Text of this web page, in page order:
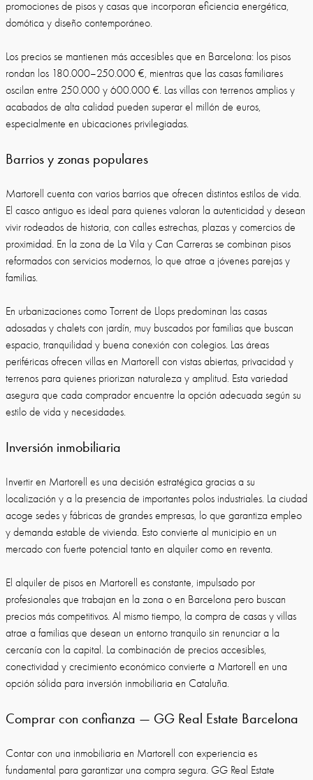
promociones de pisos y casas que incorporan eficiencia energética,
domótica y diseño contemporáneo.
Los precios se mantienen más accesibles que en Barcelona: los pisos
rondan los 180.000–250.000 €, mientras que las casas familiares
oscilan entre 250.000 y 600.000 €. Las villas con terrenos amplios y
acabados de alta calidad pueden superar el millón de euros,
especialmente en ubicaciones privilegiadas.
Barrios y zonas populares
Martorell cuenta con varios barrios que ofrecen distintos estilos de vida.
El casco antiguo es ideal para quienes valoran la autenticidad y desean
vivir rodeados de historia, con calles estrechas, plazas y comercios de
proximidad. En la zona de La Vila y Can Carreras se combinan pisos
reformados con servicios modernos, lo que atrae a jóvenes parejas y
familias.
En urbanizaciones como Torrent de Llops predominan las casas
adosadas y chalets con jardín, muy buscados por familias que buscan
espacio, tranquilidad y buena conexión con colegios. Las áreas
periféricas ofrecen villas en Martorell con vistas abiertas, privacidad y
terrenos para quienes priorizan naturaleza y amplitud. Esta variedad
asegura que cada comprador encuentre la opción adecuada según su
estilo de vida y necesidades.
Inversión inmobiliaria
Invertir en Martorell es una decisión estratégica gracias a su
localización y a la presencia de importantes polos industriales. La ciudad
acoge sedes y fábricas de grandes empresas, lo que garantiza empleo
y demanda estable de vivienda. Esto convierte al municipio en un
mercado con fuerte potencial tanto en alquiler como en reventa.
El alquiler de pisos en Martorell es constante, impulsado por
profesionales que trabajan en la zona o en Barcelona pero buscan
precios más competitivos. Al mismo tiempo, la compra de casas y villas
atrae a familias que desean un entorno tranquilo sin renunciar a la
cercanía con la capital. La combinación de precios accesibles,
conectividad y crecimiento económico convierte a Martorell en una
opción sólida para inversión inmobiliaria en Cataluña.
Comprar con confianza — GG Real Estate Barcelona
Contar con una inmobiliaria en Martorell con experiencia es
fundamental para garantizar una compra segura. GG Real Estate